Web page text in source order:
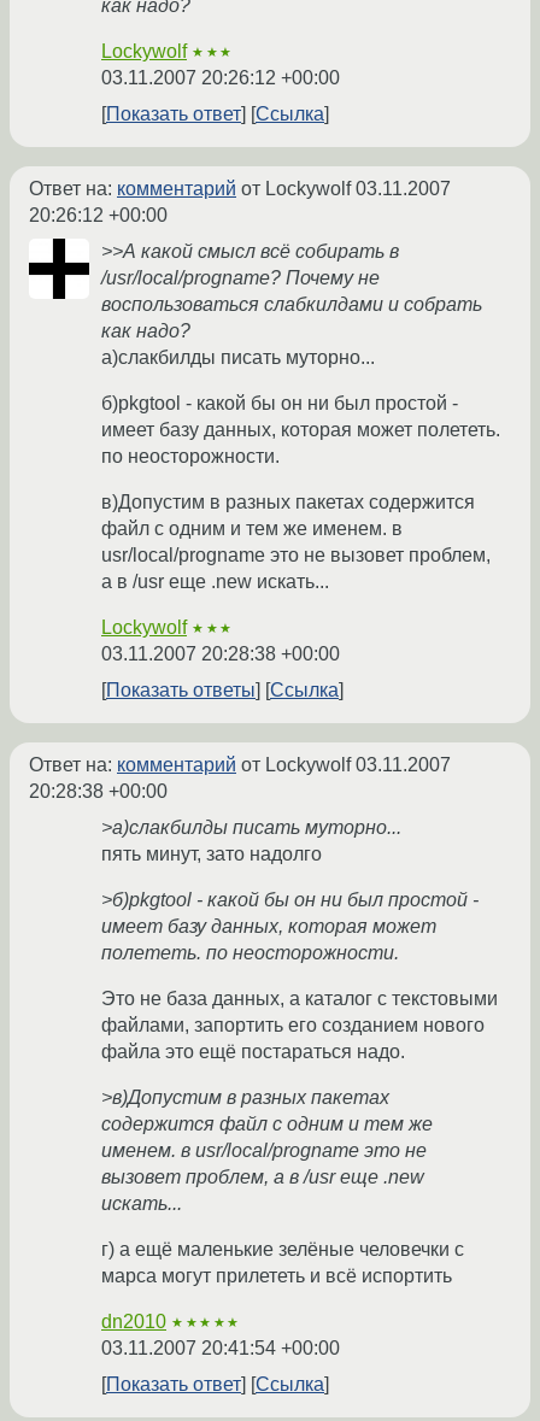
как надо?
Lockywolf ★★★
03.11.2007 20:26:12 +00:00
Показать ответ
Ссылка
Ответ на: комментарий от Lockywolf03.11.2007
20:26:12 +00:00
>>А какой смысл всё собирать в
/usr/local/progname? Почему не
воспользоваться слабкилдами и собрать
как надо?
a)слакбилды писать муторно...
б)pkgtool - какой бы он ни был простой -
имеет базу данных, которая может полететь.
по неосторожности.
в)Допустим в разных пакетах содержится
файл с одним и тем же именем. в
usr/local/progname это не вызовет проблем,
а в /usr еще .new искать...
Lockywolf ★★★
03.11.2007 20:28:38 +00:00
Показать ответы
Ссылка
Ответ на: комментарий от Lockywolf03.11.2007
20:28:38 +00:00
>a)слакбилды писать муторно...
пять минут, зато надолго
>б)pkgtool - какой бы он ни был простой -
имеет базу данных, которая может
полететь. по неосторожности.
Это не база данных, а каталог с текстовыми
файлами, запортить его созданием нового
файла это ещё постараться надо.
>в)Допустим в разных пакетах
содержится файл с одним и тем же
именем. в usr/local/progname это не
вызовет проблем, а в /usr еще .new
искать...
г) а ещё маленькие зелёные человечки с
марса могут прилететь и всё испортить
dn2010 ★★★★★
03.11.2007 20:41:54 +00:00
Показать ответ
Ссылка